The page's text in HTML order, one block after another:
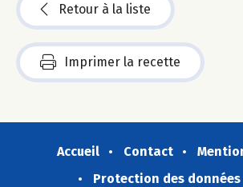
Retour à la liste
Imprimer la recette
Accueil Contact
Protection des données